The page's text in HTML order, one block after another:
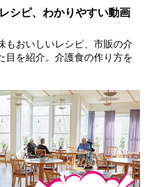
シピ、わかりやすい動画
もおいしいレシピ、市販の介
目を紹介。介護食の作り方を